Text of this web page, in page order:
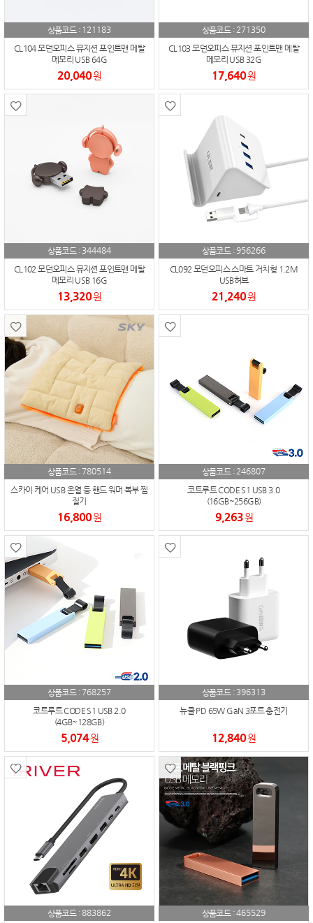
상품코드 : 121183
CL104 모던오피스 뮤지션 포인트맨 메탈
메모리 USB 64G
20,040원
상품코드 :271350
CL103 모던오피스 뮤지션 포인트맨 메탈
메모리 USB 32G
17,640원
상품코드 : 344484
CL102 모던오피스 뮤지션 포인트맨 메탈
메모리 USB 16G
13,320원
상품코드 :956266
CL092 모던오피스 스마트 거치형 1.2M
USB허브
21,240원
상품코드 : 780514
스카이 케어 USB 온열 등 핸드 워머 복부 찜
질기
16,800원
상품코드 :246807
코트루트 CODE S1 USB 3.0
(16GB~256GB)
9,263원
상품코드 : 768257
코트루트 CODE S1 USB 2.0
(4GB~128GB)
5,074원
상품코드 : 396313
뉴클 PD 65W GaN 3포트 충전기
12,840원
상품코드 :883862
상품코드 :465529